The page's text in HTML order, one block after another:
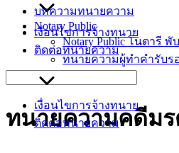
บทความทนายความ
Notary Public
Notary Public โนตารี พั
ทนายความผู้ทำคำรับร
เงื่อนไขการจ้างทนาย
ติดต่อทนายความ
เงื่อนไขการจ้างทนาย
ติดต่อทนายความ
for:
ทนายความคดีม